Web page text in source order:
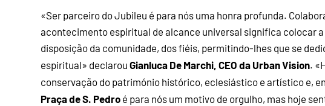
«Ser parceiro do Jubileu é para nós uma honra profunda.
acontecimento espiritual de alcance universal significa colocar
disposição da comunidade, dos fiéis, permitindo-lhes que se
espiritual» declarouGianluca De Marchi, CEO da Urban Vision.
conservação do património histórico, eclesiástico e artístico e,
Praça de S. Pedroé para nós um motivo de orgulho, mas hoje